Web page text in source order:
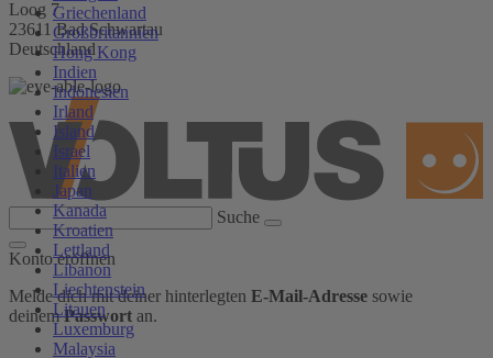
Griechenland
Großbritannien
Hong Kong
Indien
Indonesien
Irland
Island
Israel
Italien
Japan
Kanada
Kroatien
Lettland
Libanon
Liechtenstein
Litauen
Luxemburg
Malaysia
Loog 7
23611 Bad Schwartau
Deutschland
Suche
Konto eröffnen
Melde dich mit deiner hinterlegten E-Mail-Adresse sowie
deinemPasswort an.